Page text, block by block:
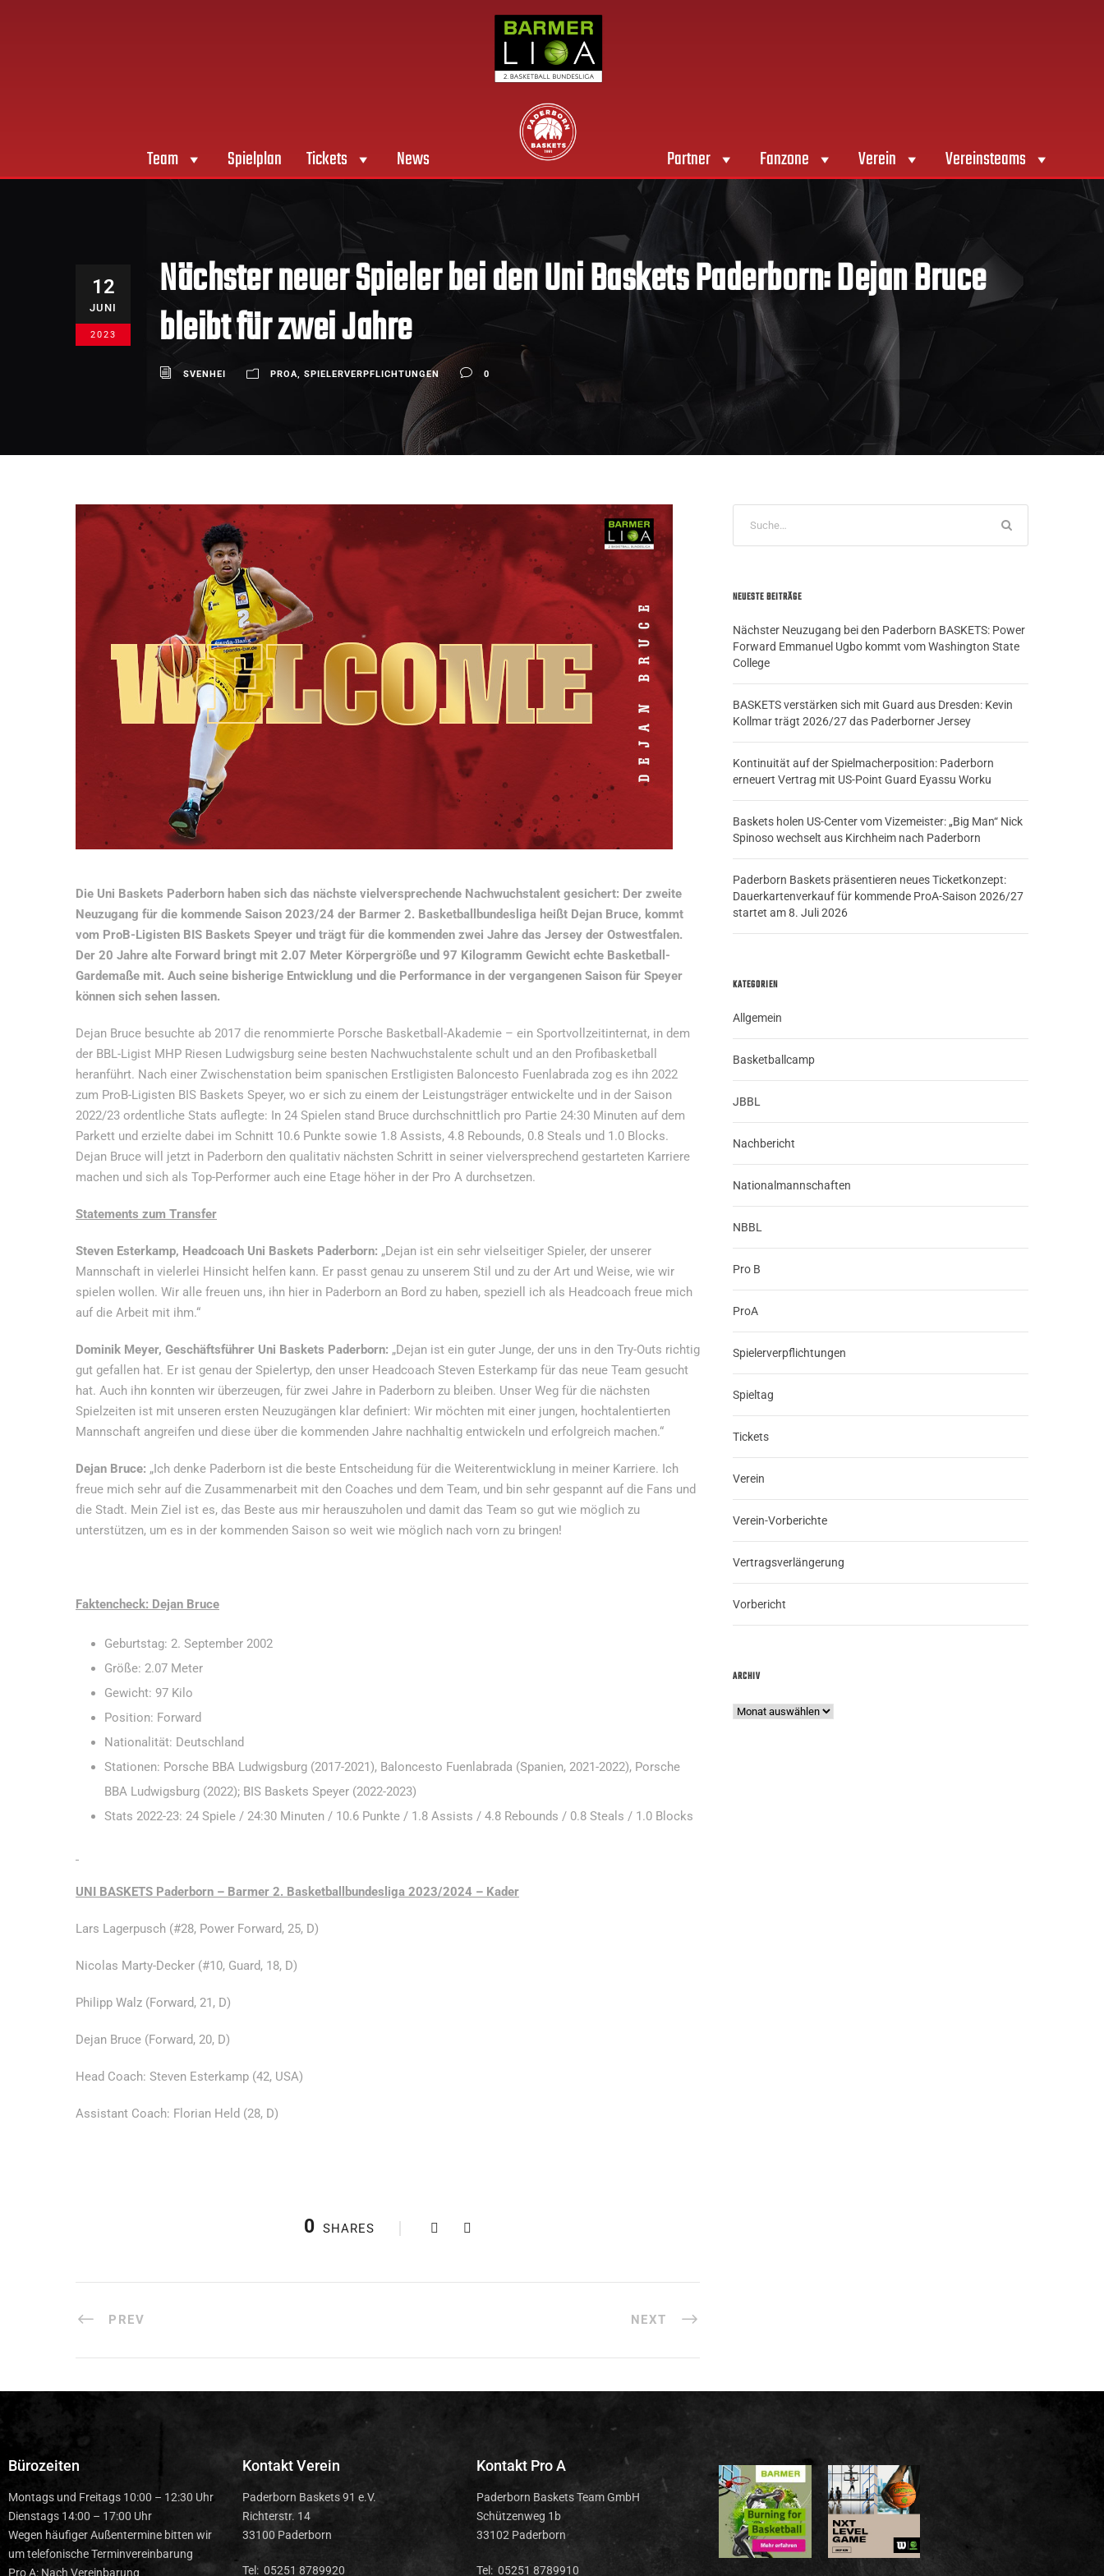
Team Spielplan Tickets News Partner Fanzone Verein Vereinsteams
12
JUNI
2023
Nächster neuer Spieler bei den Uni Baskets Paderborn: Dejan Bruce
bleibt für zwei Jahre
SVENHEI PROA, SPIELERVERPFLICHTUNGEN 0
Die Uni Baskets Paderborn haben sich das nächste vielversprechende Nachwuchstalent gesichert: Der zweite
Neuzugang für die kommende Saison 2023/24 der Barmer 2. Basketballbundesliga heißt Dejan Bruce, kommt
vom ProB-Ligisten BIS Baskets Speyer und trägt für die kommenden zwei Jahre das Jersey der Ostwestfalen.
Der 20 Jahre alte Forward bringt mit 2.07 Meter Körpergröße und 97 Kilogramm Gewicht echte Basketball-
Gardemaße mit. Auch seine bisherige Entwicklung und die Performance in der vergangenen Saison für Speyer
können sich sehen lassen.
Dejan Bruce besuchte ab 2017 die renommierte Porsche Basketball-Akademie – ein Sportvollzeitinternat, in dem
der BBL-Ligist MHP Riesen Ludwigsburg seine besten Nachwuchstalente schult und an den Profibasketball
heranführt. Nach einer Zwischenstation beim spanischen Erstligisten Baloncesto Fuenlabrada zog es ihn 2022
zum ProB-Ligisten BIS Baskets Speyer, wo er sich zu einem der Leistungsträger entwickelte und in der Saison
2022/23 ordentliche Stats auflegte: In 24 Spielen stand Bruce durchschnittlich pro Partie 24:30 Minuten auf dem
Parkett und erzielte dabei im Schnitt 10.6 Punkte sowie 1.8 Assists, 4.8 Rebounds, 0.8 Steals und 1.0 Blocks.
Dejan Bruce will jetzt in Paderborn den qualitativ nächsten Schritt in seiner vielversprechend gestarteten Karriere
machen und sich als Top-Performer auch eine Etage höher in der Pro A durchsetzen.
Statements zum Transfer
Steven Esterkamp, Headcoach Uni Baskets Paderborn: „Dejan ist ein sehr vielseitiger Spieler, der unserer
Mannschaft in vielerlei Hinsicht helfen kann. Er passt genau zu unserem Stil und zu der Art und Weise, wie wir
spielen wollen. Wir alle freuen uns, ihn hier in Paderborn an Bord zu haben, speziell ich als Headcoach freue mich
auf die Arbeit mit ihm.“
Dominik Meyer, Geschäftsführer Uni Baskets Paderborn: „Dejan ist ein guter Junge, der uns in den Try-Outs richtig
gut gefallen hat. Er ist genau der Spielertyp, den unser Headcoach Steven Esterkamp für das neue Team gesucht
hat. Auch ihn konnten wir überzeugen, für zwei Jahre in Paderborn zu bleiben. Unser Weg für die nächsten
Spielzeiten ist mit unseren ersten Neuzugängen klar definiert: Wir möchten mit einer jungen, hochtalentierten
Mannschaft angreifen und diese über die kommenden Jahre nachhaltig entwickeln und erfolgreich machen.“
Dejan Bruce: „Ich denke Paderborn ist die beste Entscheidung für die Weiterentwicklung in meiner Karriere. Ich
freue mich sehr auf die Zusammenarbeit mit den Coaches und dem Team, und bin sehr gespannt auf die Fans und
die Stadt. Mein Ziel ist es, das Beste aus mir herauszuholen und damit das Team so gut wie möglich zu
unterstützen, um es in der kommenden Saison so weit wie möglich nach vorn zu bringen!
Faktencheck: Dejan Bruce
Geburtstag: 2. September 2002
Größe: 2.07 Meter
Gewicht: 97 Kilo
Position: Forward
Nationalität: Deutschland
Stationen: Porsche BBA Ludwigsburg (2017-2021), Baloncesto Fuenlabrada (Spanien, 2021-2022), Porsche
BBA Ludwigsburg (2022); BIS Baskets Speyer (2022-2023)
Stats 2022-23: 24 Spiele / 24:30 Minuten / 10.6 Punkte / 1.8 Assists / 4.8 Rebounds / 0.8 Steals / 1.0 Blocks
UNI BASKETS Paderborn – Barmer 2. Basketballbundesliga 2023/2024 – Kader
Lars Lagerpusch (#28, Power Forward, 25, D)
Nicolas Marty-Decker (#10, Guard, 18, D)
Philipp Walz (Forward, 21, D)
Dejan Bruce (Forward, 20, D)
Head Coach: Steven Esterkamp (42, USA)
Assistant Coach: Florian Held (28, D)
0 SHARES
PREV NEXT
NEUESTE BEITRÄGE
Nächster Neuzugang bei den Paderborn BASKETS: Power
Forward Emmanuel Ugbo kommt vom Washington State
College
BASKETS verstärken sich mit Guard aus Dresden: Kevin
Kollmar trägt 2026/27 das Paderborner Jersey
Kontinuität auf der Spielmacherposition: Paderborn
erneuert Vertrag mit US-Point Guard Eyassu Worku
Baskets holen US-Center vom Vizemeister: „Big Man“ Nick
Spinoso wechselt aus Kirchheim nach Paderborn
Paderborn Baskets präsentieren neues Ticketkonzept:
Dauerkartenverkauf für kommende ProA-Saison 2026/27
startet am 8. Juli 2026
KATEGORIEN
Allgemein
Basketballcamp
JBBL
Nachbericht
Nationalmannschaften
NBBL
Pro B
ProA
Spielerverpflichtungen
Spieltag
Tickets
Verein
Verein-Vorberichte
Vertragsverlängerung
Vorbericht
ARCHIV
Bürozeiten
Montags und Freitags 10:00 – 12:30 Uhr
Dienstags 14:00 – 17:00 Uhr
Wegen häufiger Außentermine bitten wir
um telefonische Terminvereinbarung
Pro A: Nach Vereinbarung
Kontakt Verein
Paderborn Baskets 91 e.V.
Richterstr. 14
33100 Paderborn
Tel: 05251 8789920
Kontakt Pro A
Paderborn Baskets Team GmbH
Schützenweg 1b
33102 Paderborn
Tel: 05251 8789910